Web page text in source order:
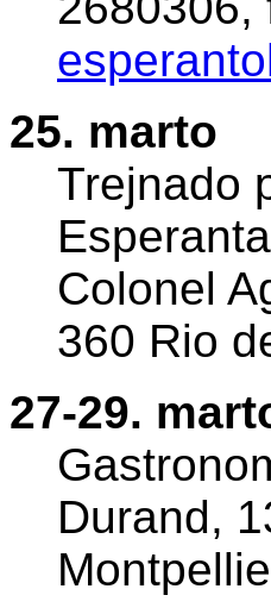
25. marto
Trejnado
Colonel
360 Rio
27-29.
Durand,